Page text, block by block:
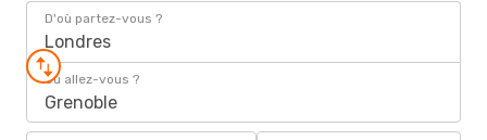
D'où partez-vous ?
Londres
Où allez-vous ?
Grenoble